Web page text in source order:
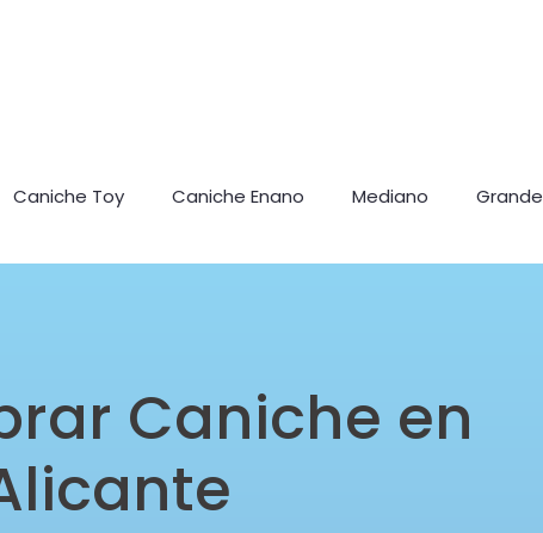
Caniche Toy Caniche Enano Mediano Grande
Caniche en